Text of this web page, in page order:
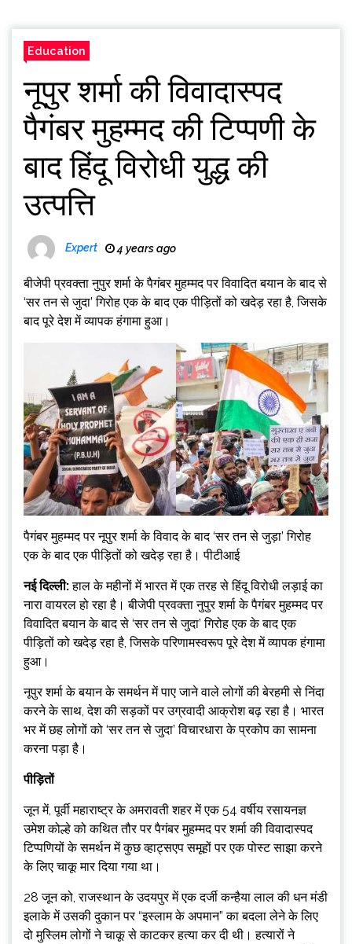
Education
नूपुर शर्मा की विवादास्पद
पैगंबर मुहम्मद की टिप्पणी के
बाद हिंदू विरोधी युद्ध की
उत्पत्ति
Expert 4 years ago
बीजेपी प्रवक्ता नुपुर शर्मा के पैगंबर मुहम्मद पर विवादित बयान के बाद से
‘सर तन से जुदा’ गिरोह एक के बाद एक पीड़ितों को खदेड़ रहा है, जिसके
बाद पूरे देश में व्यापक हंगामा हुआ।
पैगंबर मुहम्मद पर नूपुर शर्मा के विवाद के बाद ‘सर तन से जुड़ा’ गिरोह
एक के बाद एक पीड़ितों को खदेड़ रहा है। पीटीआई
नई दिल्ली:हाल के महीनों में भारत में एक तरह से हिंदू विरोधी लड़ाई का
नारा वायरल हो रहा है। बीजेपी प्रवक्ता नुपुर शर्मा के पैगंबर मुहम्मद पर
विवादित बयान के बाद से ‘सर तन से जुदा’ गिरोह एक के बाद एक
पीड़ितों को खदेड़ रहा है, जिसके परिणामस्वरूप पूरे देश में व्यापक हंगामा
हुआ।
नूपुर शर्मा के बयान के समर्थन में पाए जाने वाले लोगों की बेरहमी से निंदा
करने के साथ, देश की सड़कों पर उग्रवादी आक्रोश बढ़ रहा है। भारत
भर में छह लोगों को ‘सर तन से जुदा’ विचारधारा के प्रकोप का सामना
करना पड़ा है।
पीड़ितों
जून में, पूर्वी महाराष्ट्र के अमरावती शहर में एक 54 वर्षीय रसायनज्ञ
उमेश कोल्हे को कथित तौर पर पैगंबर मुहम्मद पर शर्मा की विवादास्पद
टिप्पणियों के समर्थन में कुछ व्हाट्सएप समूहों पर एक पोस्ट साझा करने
के लिए चाकू मार दिया गया था।
28 जून को, राजस्थान के उदयपुर में एक दर्जी कन्हैया लाल की धन मंडी
इलाके में उसकी दुकान पर “इस्लाम के अपमान” का बदला लेने के लिए
दो मुस्लिम लोगों ने चाकू से काटकर हत्या कर दी थी। हत्यारों ने